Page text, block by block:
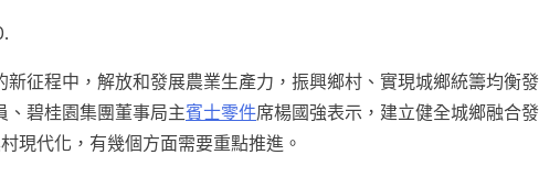
新征程中，解放和發展農業生產力，振興鄉村、實現城鄉統籌均衡發
、碧桂園集團董事局主賓士零件席楊國強表示，建立健全城鄉融合發
現代化，有幾個方面需要重點推進。